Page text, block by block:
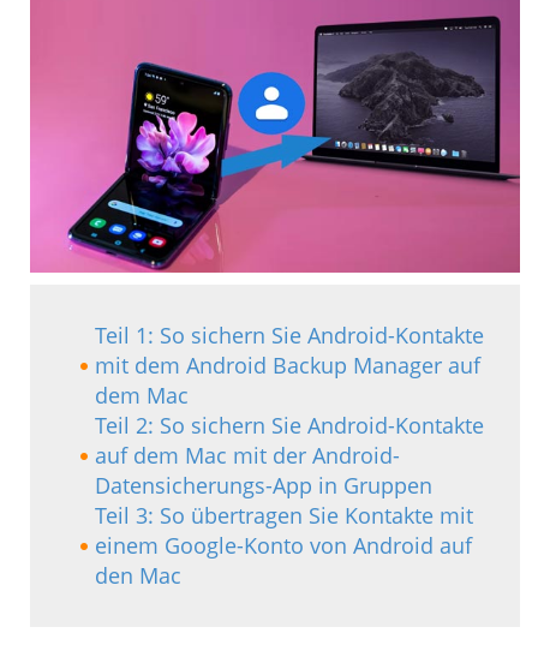
Teil 1: So sichern Sie Android-Kontakte
mit dem Android Backup Manager auf
dem Mac
Teil 2: So sichern Sie Android-Kontakte
auf dem Mac mit der Android-
Datensicherungs-App in Gruppen
Teil 3: So übertragen Sie Kontakte mit
einem Google-Konto von Android auf
den Mac